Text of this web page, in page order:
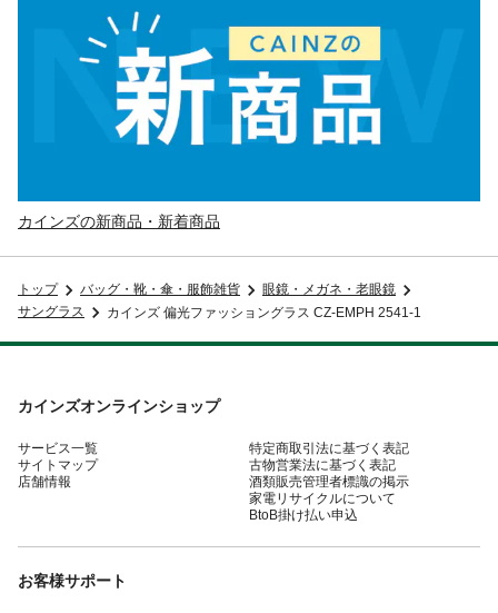
カインズの新商品・新着商品
トップ バッグ・靴・傘・服飾雑貨
眼鏡・メガネ・老眼鏡
サングラス
カインズ 偏光ファッショングラス CZ-EMPH 2541-1
カインズオンラインショップ
サービス一覧
サイトマップ
店舗情報
特定商取引法に基づく表記
古物営業法に基づく表記
酒類販売管理者標識の掲示
家電リサイクルについて
BtoB掛け払い申込
お客様サポート